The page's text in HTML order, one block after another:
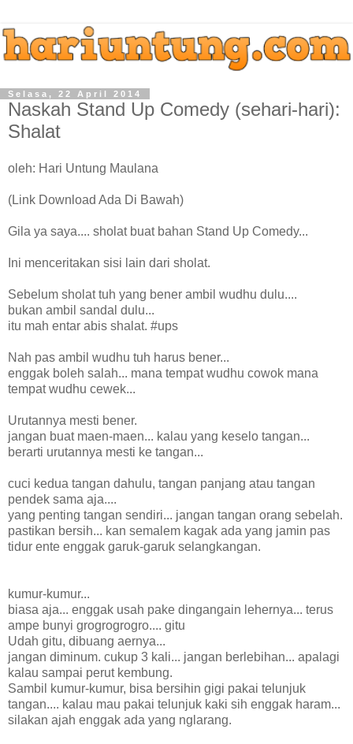
Selasa, 22 April 2014
Naskah Stand Up Comedy (sehari-hari):
Shalat
oleh: Hari Untung Maulana
(Link Download Ada Di Bawah)
Gila ya saya.... sholat buat bahan Stand Up Comedy...
Ini menceritakan sisi lain dari sholat.
Sebelum sholat tuh yang bener ambil wudhu dulu....
bukan ambil sandal dulu...
itu mah entar abis shalat. #ups
Nah pas ambil wudhu tuh harus bener...
enggak boleh salah... mana tempat wudhu cowok mana
tempat wudhu cewek...
Urutannya mesti bener.
jangan buat maen-maen... kalau yang keselo tangan...
berarti urutannya mesti ke tangan...
cuci kedua tangan dahulu, tangan panjang atau tangan
pendek sama aja....
yang penting tangan sendiri... jangan tangan orang sebelah.
pastikan bersih... kan semalem kagak ada yang jamin pas
tidur ente enggak garuk-garuk selangkangan.
kumur-kumur...
biasa aja... enggak usah pake dingangain lehernya... terus
ampe bunyi grogrogrogro.... gitu
Udah gitu, dibuang aernya...
jangan diminum. cukup 3 kali... jangan berlebihan... apalagi
kalau sampai perut kembung.
Sambil kumur-kumur, bisa bersihin gigi pakai telunjuk
tangan.... kalau mau pakai telunjuk kaki sih enggak haram...
silakan ajah enggak ada yang nglarang.